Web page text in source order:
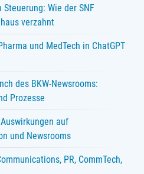
Wie der SNF
verzahnt
und MedTech in ChatGPT
des BKW-Newsrooms:
Prozesse
auf
und Newsrooms
PR, CommTech,